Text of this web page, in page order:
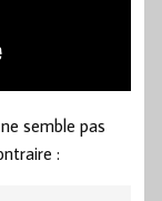
semble pas
: